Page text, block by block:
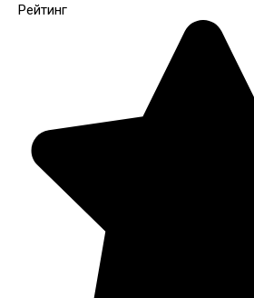
Рейтинг